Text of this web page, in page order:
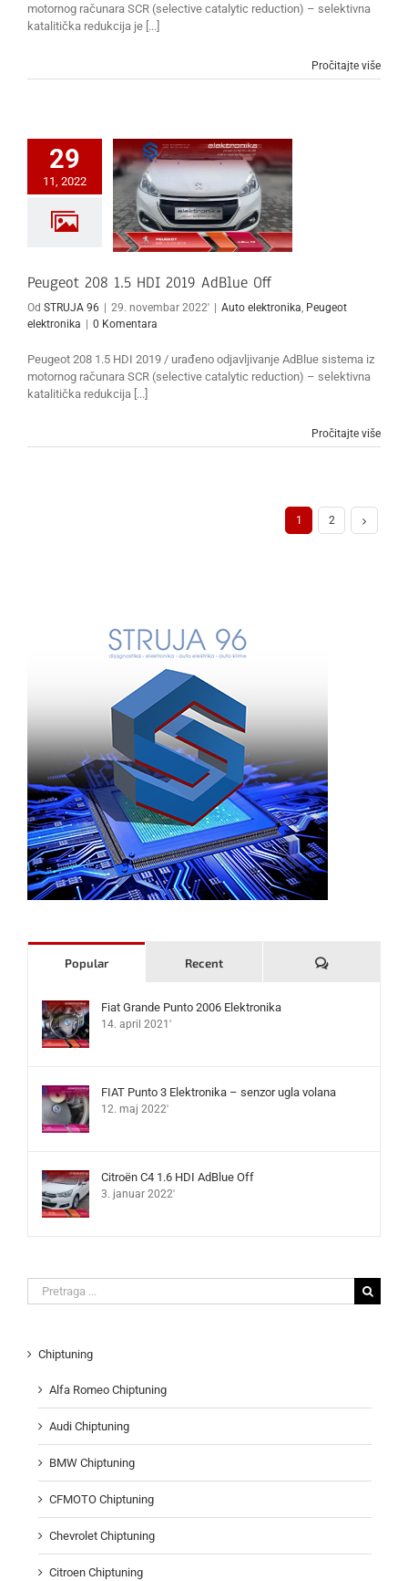
motornog računara SCR (selective catalytic reduction) – selektivna
katalitička redukcija je [...]
Pročitajte više
29
11, 2022
AdBlue Off
Peugeot
elektronika
Peugeot 208 1.5 HDI 2019 AdBlue Off
Od STRUJA 96 29. novembar 2022' Auto elektronika, Peugeot
elektronika
0 Komentara
Peugeot 208 1.5 HDI 2019 / urađeno odjavljivanje AdBlue sistema iz
motornog računara SCR (selective catalytic reduction) – selektivna
katalitička redukcija [...]
Pročitajte više
1 2
Popular Recent Komentari
Fiat Grande Punto 2006 Elektronika
14. april 2021'
FIAT Punto 3 Elektronika – senzor ugla volana
12. maj 2022'
Citroën C4 1.6 HDI AdBlue Off
3. januar 2022'
Search
for:
Chiptuning
Alfa Romeo Chiptuning
Audi Chiptuning
BMW Chiptuning
CFMOTO Chiptuning
Chevrolet Chiptuning
Citroen Chiptuning